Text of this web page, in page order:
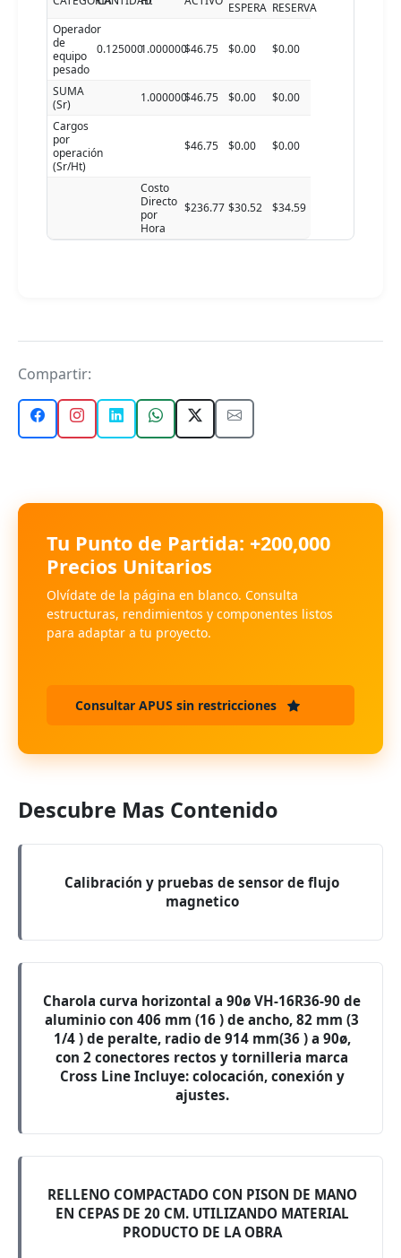
ESPERA RESERVA
Operador
de
equipo
pesado
0.1250001.000000$46.75 $0.00 $0.00
SUMA
(Sr)
1.000000$46.75 $0.00
$0.00
Cargos
por
operación
(Sr/Ht)
$46.75 $0.00 $0.00
Costo
Directo
por
Hora
$236.77 $30.52 $34.59
Compartir:
Tu Punto de Partida: +200,000
Precios Unitarios
Olvídate de la página en blanco. Consulta
estructuras, rendimientos y componentes listos
para adaptar a tu proyecto.
Consultar APUS sin restricciones
Descubre Mas Contenido
Calibración y pruebas de sensor de flujo
magnetico
Charola curva horizontal a 90ø VH-16R36-90 de
aluminio con 406 mm (16 ) de ancho, 82 mm (3
1/4 ) de peralte, radio de 914 mm(36 ) a 90ø,
con 2 conectores rectos y tornilleria marca
Cross Line Incluye: colocación, conexión y
ajustes.
RELLENO COMPACTADO CON PISON DE MANO
EN CEPAS DE 20 CM. UTILIZANDO MATERIAL
PRODUCTO DE LA OBRA